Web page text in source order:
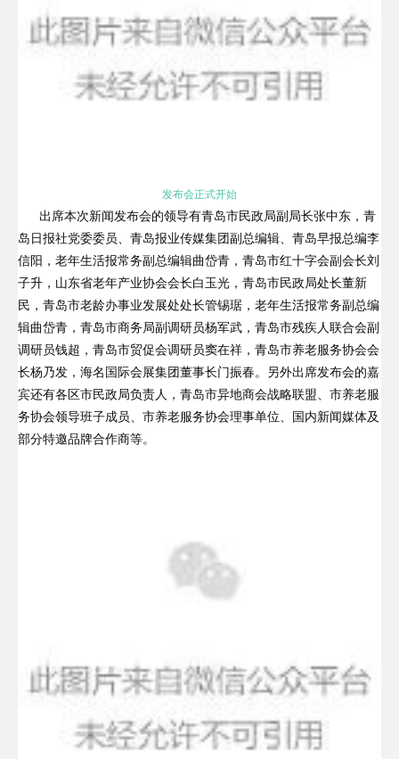
发布会正式开始
出席本次新闻发布会的领导有青岛市民政局副局长张中东，青
岛日报社党委委员、青岛报业传媒集团副总编辑、青岛早报总编李
信阳，老年生活报常务副总编辑曲岱青，青岛市红十字会副会长刘
子升，山东省老年产业协会会长白玉光，青岛市民政局处长董新
民，青岛市老龄办事业发展处处长管锡琚，老年生活报常务副总编
辑曲岱青，青岛市商务局副调研员杨军武，青岛市残疾人联合会副
调研员钱超，青岛市贸促会调研员窦在祥，青岛市养老服务协会会
长杨乃发，海名国际会展集团董事长门振春。另外出席发布会的嘉
宾还有各区市民政局负责人，青岛市异地商会战略联盟、市养老服
务协会领导班子成员、市养老服务协会理事单位、国内新闻媒体及
部分特邀品牌合作商等。